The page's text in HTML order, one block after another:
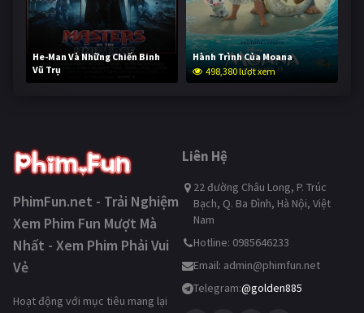
He-Man Và Những Chiến Binh
Vũ Trụ
247,830 lượt xem
Hành Trình Của Moana
498,380 lượt xem
PhimFun.net - Trải Nghiệm
Xem Phim Fun Mượt Mà
Nhất - Xem Phim Phải Vui
Vẻ
Hoạt động với mục tiêu mang lại
Liên Hệ
22 đường Châu Long, P. Trúc
Bạch, Q. Ba Đình, Hà Nội, Việt
Nam
Hotline: 0985646233
Email: admin@phimfun.net
Telegram:@golden885